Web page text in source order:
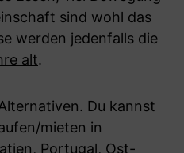
sind wohl das
werden jedenfalls die
alt.
Du kannst
mieten in
Portugal, Ost-